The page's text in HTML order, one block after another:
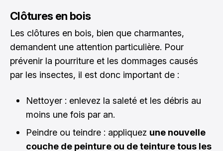
Clôtures en bois
Les clôtures en bois, bien que charmantes,
demandent une attention particulière. Pour
prévenir la pourriture et les dommages causés
par les insectes, il est donc important de :
Nettoyer : enlevez la saleté et les débris au
moins une fois par an.
Peindre ou teindre : appliquez une nouvelle
couche de peinture ou de teinture tous les